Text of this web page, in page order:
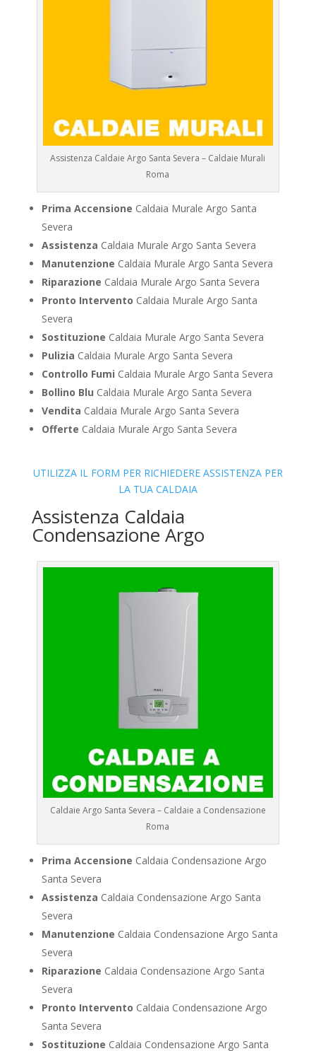
Assistenza Caldaie Argo Santa Severa – Caldaie Murali
Roma
Prima Accensione Caldaia Murale Argo Santa
Severa
Assistenza Caldaia Murale Argo Santa Severa
Manutenzione Caldaia Murale Argo Santa Severa
Riparazione Caldaia Murale Argo Santa Severa
Pronto Intervento Caldaia Murale Argo Santa
Severa
Sostituzione Caldaia Murale Argo Santa Severa
Pulizia Caldaia Murale Argo Santa Severa
Controllo Fumi Caldaia Murale Argo Santa Severa
Bollino Blu Caldaia Murale Argo Santa Severa
Vendita Caldaia Murale Argo Santa Severa
Offerte Caldaia Murale Argo Santa Severa
UTILIZZA IL FORM PER RICHIEDERE ASSISTENZA PER
LA TUA CALDAIA
Assistenza Caldaia
Condensazione Argo
Caldaie Argo Santa Severa – Caldaie a Condensazione
Roma
Prima Accensione Caldaia Condensazione Argo
Santa Severa
Assistenza Caldaia Condensazione Argo Santa
Severa
Manutenzione Caldaia Condensazione Argo Santa
Severa
Riparazione Caldaia Condensazione Argo Santa
Severa
Pronto Intervento Caldaia Condensazione Argo
Santa Severa
Sostituzione Caldaia Condensazione Argo Santa